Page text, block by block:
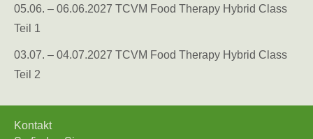
05.06. – 06.06.2027 TCVM Food Therapy Hybrid Class
Teil 1
03.07. – 04.07.2027 TCVM Food Therapy Hybrid Class
Teil 2
Kontakt